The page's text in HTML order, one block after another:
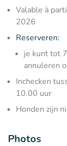
Valable à
2026
Reserveren:
je kunt tot
annuleren
Inchecken
10.00 uur
Honden zijn
Photos